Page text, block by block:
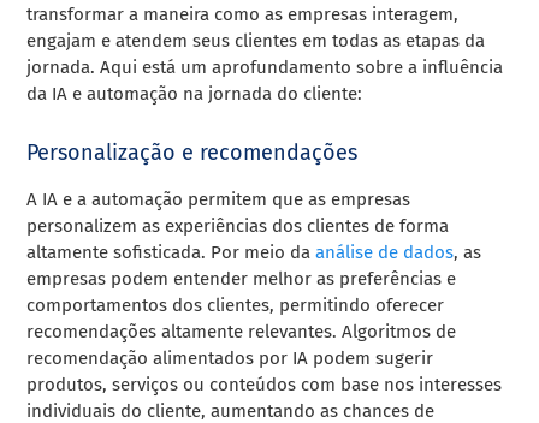
transformar a maneira como as empresas interagem,
engajam e atendem seus clientes em todas as etapas da
jornada. Aqui está um aprofundamento sobre a influência
da IA e automação na jornada do cliente:
Personalização e recomendações
A IA e a automação permitem que as empresas
personalizem as experiências dos clientes de forma
altamente sofisticada. Por meio daanálise de dados, as
empresas podem entender melhor as preferências e
comportamentos dos clientes, permitindo oferecer
recomendações altamente relevantes. Algoritmos de
recomendação alimentados por IA podem sugerir
produtos, serviços ou conteúdos com base nos interesses
individuais do cliente, aumentando as chances de